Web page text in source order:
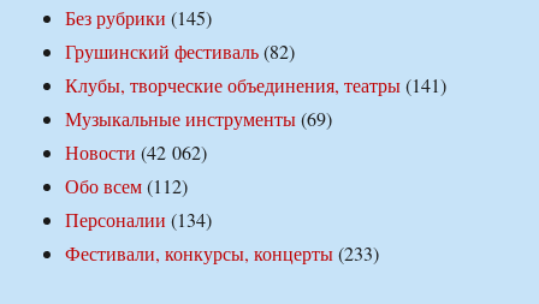
Без рубрики (145)
Грушинский фестиваль(82)
Клубы, творческие объединения, театры(141)
Музыкальные инструменты(69)
Новости (42 062)
Обо всем(112)
Персоналии (134)
Фестивали, конкурсы, концерты(233)